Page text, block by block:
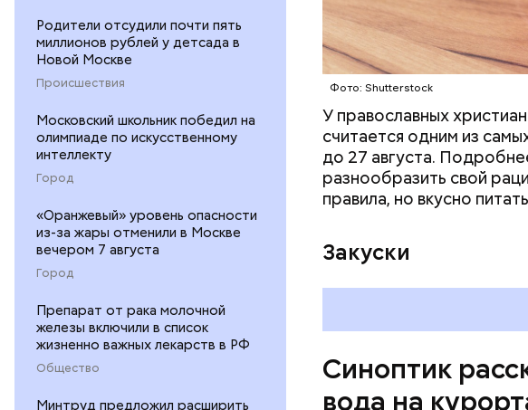
Родители отсудили почти пять
миллионов рублей у детсада в
Новой Москве
Происшествия
Московский школьник победил на
олимпиаде по искусственному
интеллекту
Город
«Оранжевый» уровень опасности
из-за жары отменили в Москве
вечером 7 августа
Город
Препарат от рака молочной
железы включили в список
жизненно важных лекарств в РФ
Общество
Минтруд предложил расширить
Фото: Shutterstock
У православных
считается одним из
до 27 августа.
разнообразить свой
правила, но вкусно
Закуски
Синоптик
вода на
По словам Вильфанда, с
потепление.
середине следующей